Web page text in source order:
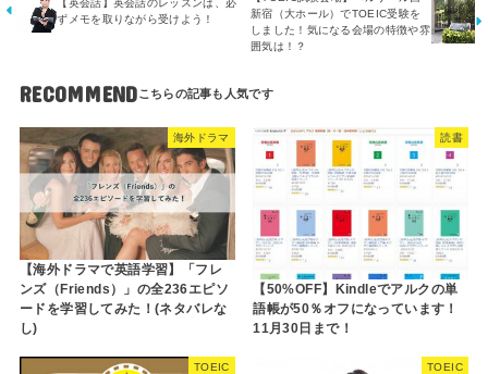
ずメモを取りながら受けよう！
新宿（大ホール）でTOEIC受験を
しました！気になる会場の特徴や雰
囲気は！？
RECOMMEND
海外ドラマ
【海外ドラマで英語学習】「フレ
ンズ（Friends）」の全236エピソ
ードを学習してみた！(ネタバレな
し)
読書
【50%OFF】Kindleでアルクの単
語帳が50％オフになっています！
11月30日まで！
TOEIC TOEIC